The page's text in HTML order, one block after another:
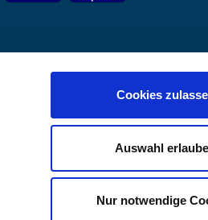
Cookies
Auswahl
Nur notwendige